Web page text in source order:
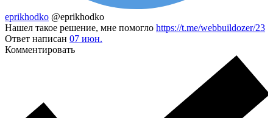
eprikhodko @eprikhodko
Нашел такое решение, мне помогло https://t.me/webbuildozer/23
Ответ написан 07 июн.
Комментировать